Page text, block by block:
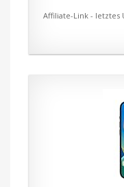
Affiliate-Link - letztes